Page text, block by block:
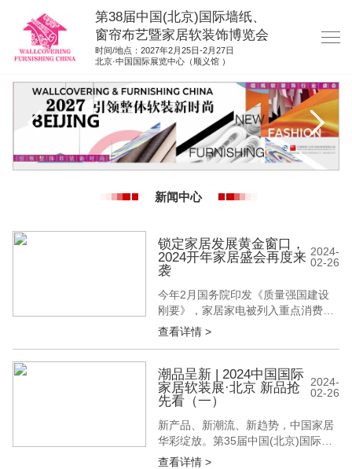
第38届中国(北京)国际墙纸、
窗帘布艺暨家居软装饰博览会
时间/地点：2027年2月25日-2月27日
北京·中国国际展览中心（顺义馆 ）
网站首页
展商服务
展位申请
新闻中心
锁定家居发展黄金窗口，
2024开年家居盛会再度来
袭
2024-
02-26
今年2月国务院印发《质量强国建设
刚要》，家居家电被列入重点消费
品，释放出属于家居行业的利好信
软装饰展览会（中国国际家居软装
展）将于2024年3月20-22日，在北京
•中国国际展览中心（顺义馆）开幕，
希望助力各大品牌、经销...
查看详情 >
潮品呈新 | 2024中国国际
家居软装展·北京 新品抢
先看（一）
2024-
02-26
新产品、新潮流、新趋势，中国家居
华彩绽放。第35届中国(北京)国际墙
纸墙布窗帘暨家居软装饰展览会(简
查看详情 >